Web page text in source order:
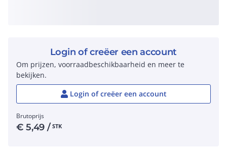
Login of creëer een account
Om prijzen, voorraadbeschikbaarheid en meer te
bekijken.
Login of creëer een account
Brutoprijs
€5,49 / STK